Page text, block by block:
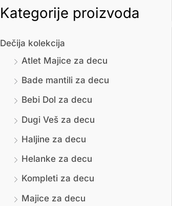
Kategorije proizvoda
Dečija kolekcija
Atlet Majice za decu
Bade mantili za decu
Bebi Dol za decu
Dugi Veš za decu
Haljine za decu
Helanke za decu
Kompleti za decu
Majice za decu